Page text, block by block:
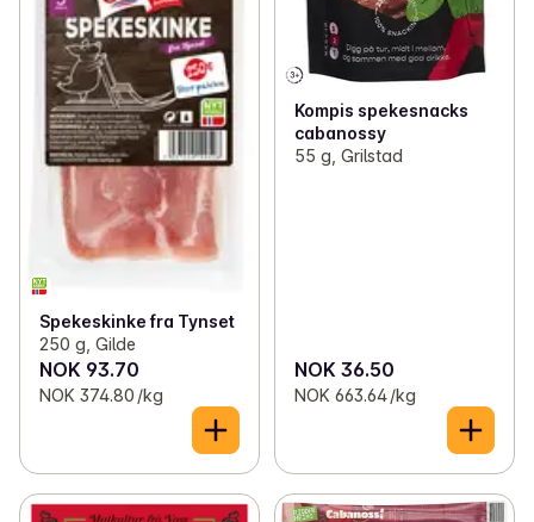
Spekeskinke fra Tynset
250 g, Gilde
NOK 93.70
NOK 374.80 /kg
Kompis spekesnacks
cabanossy
55 g, Grilstad
NOK 36.50
NOK 663.64 /kg